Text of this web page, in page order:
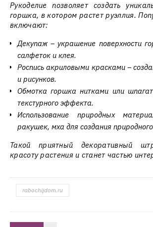
Рукоделие позволяет создать
горшка, в котором растет руэллия.
включают:
Декупаж – украшение поверхности
салфеток и клея.
Роспись акриловыми красками –
и рисунков.
Обмотка горшка нитками или
текстурного эффекта.
Использование природных
ракушек, мха для создания
Такой приятный декоративный
красоту растения и станет частью
rabochijdom.ru